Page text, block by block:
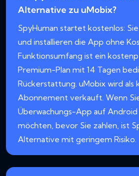
Alternative zu uMobix?
SpyHuman startet kostenlos:
und installieren die App ohne
Funktionsumfang ist ein
Premium-Plan mit 14 Tagen
Rückerstattung. uMobix wird als
Abonnement verkauft. Wenn
Überwachungs-App auf
möchten, bevor Sie zahlen, ist
Alternative mit geringem Risiko.